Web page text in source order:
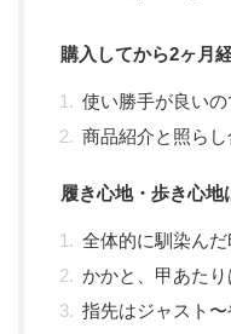
購入してから2ヶ月
使い勝手が良い
商品紹介と照ら
履き心地・歩き心地
全体的に馴染んだ
かかと、甲あたり
指先はジャスト